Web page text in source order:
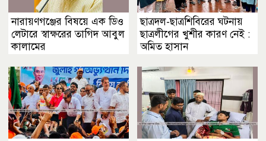
নারায়ণগঞ্জের বিষয়ে এক ডিও
লেটারে স্বাক্ষরের তাগিদ আবুল
কালামের
ছাত্রদল-ছাত্রশিবিরের ঘটনায়
ছাত্রলীগের খুশীর কারণ নেই :
অমিত হাসান